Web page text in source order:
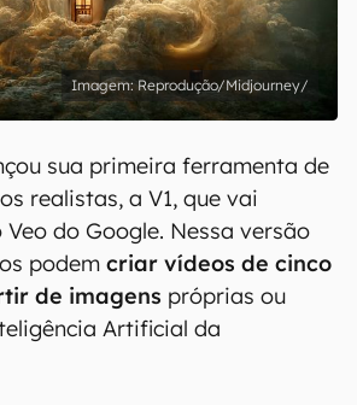
Reprodução/Midjourney/
sua primeira ferramenta de
realistas, a V1, que vai
do Google. Nessa versão
podem criar vídeos de cinco
de imagens próprias ou
Artificial da